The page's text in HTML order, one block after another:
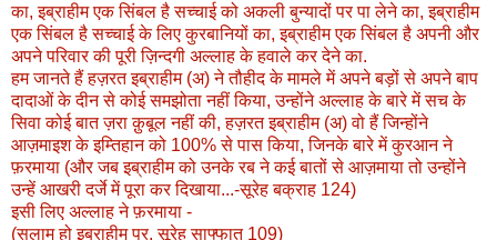
का, इब्राहीम एक सिंबल है सच्चाई को अकली बुन्यादों पर पा लेने का, इब्राहीम
एक सिंबल है सच्चाई के लिए कुरबानियों का, इब्राहीम एक सिंबल है अपनी और
अपने परिवार की पूरी ज़िन्दगी अल्लाह के हवाले कर देने का.
हम जानते हैं हज़रत इब्राहीम (अ) ने तौहीद के मामले में अपने बड़ों से अपने बाप
दादाओं के दीन से कोई समझोता नहीं किया, उन्होंने अल्लाह के बारे में सच के
सिवा कोई बात ज़रा क़ुबूल नहीं की, हज़रत इब्राहीम (अ) वो हैं जिन्होंने
आज़माइश के इम्तिहान को 100% से पास किया, जिनके बारे में कुरआन ने
फ़रमाया (और जब इब्राहीम को उनके रब ने कई बातों से आज़माया तो उन्होंने
उन्हें आखरी दर्जे में पूरा कर दिखाया...-सूरेह बक्राह 124)
इसी लिए अल्लाह ने फ़रमाया -
(सलाम हो इब्राहीम पर. सूरेह साफ्फात 109)